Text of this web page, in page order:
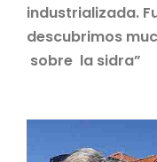
industrializada.
descubrimos
sobre la sidra”